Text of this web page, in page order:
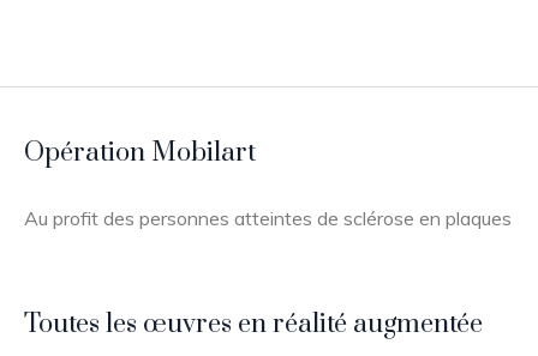
Opération Mobilart
Au profit des personnes atteintes de sclérose en plaques
Toutes les œuvres en réalité augmentée